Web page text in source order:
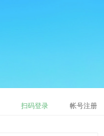
扫码登录 帐号注册